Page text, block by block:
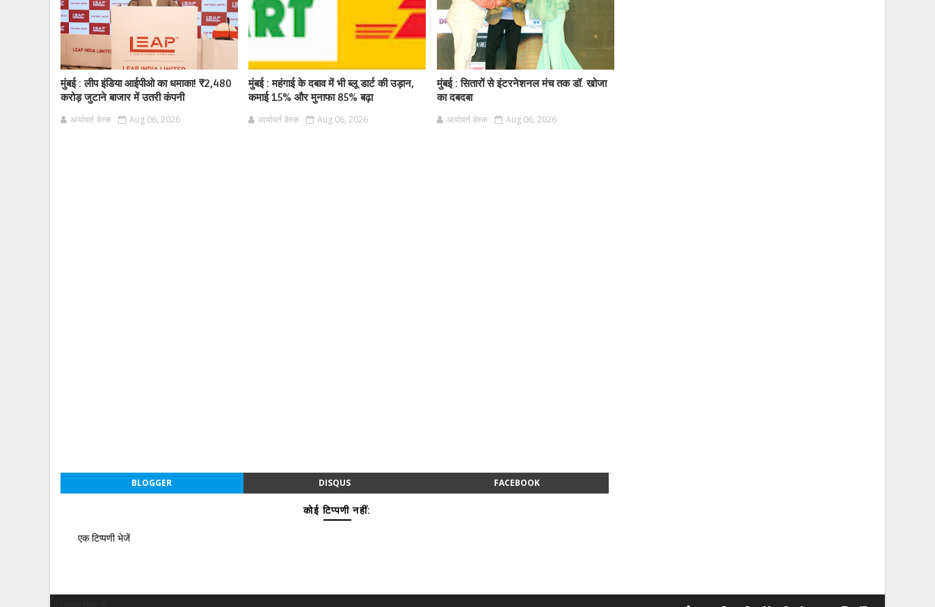
मुंबई : लीप इंडिया आईपीओ का धमाका! ₹2,480
करोड़ जुटाने बाजार में उतरी कंपनी
आर्यावर्त डेस्क Aug 06, 2026
मुंबई : महंगाई के दबाव में भी ब्लू डार्ट की उड़ान,
कमाई 15% और मुनाफा 85% बढ़ा
आर्यावर्त डेस्क Aug 06, 2026
मुंबई : सितारों से इंटरनेशनल मंच तक डॉ. खोजा
का दबदबा
आर्यावर्त डेस्क Aug 06, 2026
BLOGGER DISQUS FACEBOOK
कोई टिप्पणी नहीं:
एक टिप्पणी भेजें